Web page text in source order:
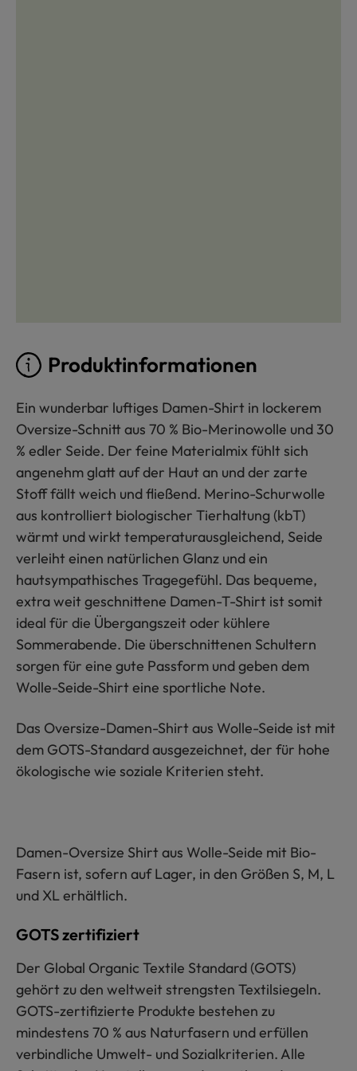
Produktinformationen
Ein wunderbar luftiges Damen-Shirt in lockerem
Oversize-Schnitt aus 70 % Bio-Merinowolle und 30
% edler Seide. Der feine Materialmix fühlt sich
angenehm glatt auf der Haut an und der zarte
Stoff fällt weich und fließend. Merino-Schurwolle
aus kontrolliert biologischer Tierhaltung (kbT)
wärmt und wirkt temperaturausgleichend, Seide
verleiht einen natürlichen Glanz und ein
hautsympathisches Tragegefühl. Das bequeme,
extra weit geschnittene Damen-T-Shirt ist somit
ideal für die Übergangszeit oder kühlere
Sommerabende. Die überschnittenen Schultern
sorgen für eine gute Passform und geben dem
Wolle-Seide-Shirt eine sportliche Note.
Das Oversize-Damen-Shirt aus Wolle-Seide ist mit
dem GOTS-Standard ausgezeichnet, der für hohe
ökologische wie soziale Kriterien steht.
Damen-Oversize Shirt aus Wolle-Seide mit Bio-
Fasern ist, sofern auf Lager, in den Größen S, M, L
und XL erhältlich.
GOTS zertifiziert
Der Global Organic Textile Standard (GOTS)
gehört zu den weltweit strengsten Textilsiegeln.
GOTS-zertifizierte Produkte bestehen zu
mindestens 70 % aus Naturfasern und erfüllen
verbindliche Umwelt- und Sozialkriterien. Alle